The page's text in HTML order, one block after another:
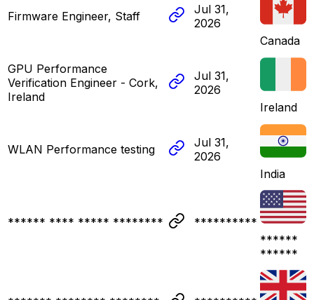
Firmware Engineer, Staff
Jul 31,
2026
Canada
GPU Performance
Verification Engineer - Cork,
Ireland
Jul 31,
2026
Ireland
WLAN Performance testing
Jul 31,
2026
India
****** **** ***** ********
**********
******
******